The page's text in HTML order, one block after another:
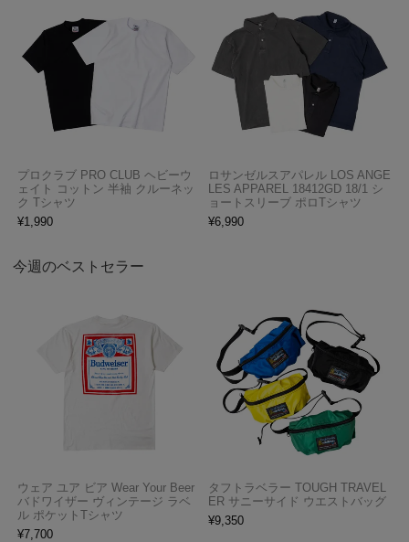
プロクラブ PRO CLUB ヘビーウ
ェイト コットン 半袖 クルーネッ
ク Tシャツ
¥1,990
ロサンゼルスアパレル LOS ANGE
LES APPAREL 18412GD 18/1 シ
ョートスリーブ ポロTシャツ
¥6,990
今週のベストセラー
ウェア ユア ビア Wear Your Beer
バドワイザー ヴィンテージ ラベ
ル ポケットTシャツ
¥7,700
タフトラベラー TOUGH TRAVEL
ER サニーサイド ウエストバッグ
¥9,350